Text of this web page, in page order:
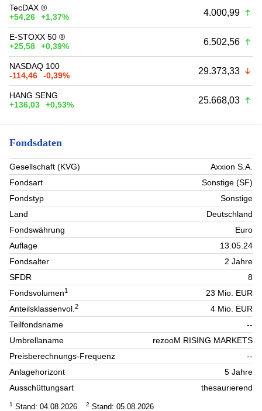
TecDAX ®
+54,26
+1,37% 4.000,99
E-STOXX 50 ®
+25,58
+0,39% 6.502,56
NASDAQ 100
-114,46
-0,39% 29.373,33
HANG SENG
+136,03
+0,53% 25.668,03
Fondsdaten
Gesellschaft (KVG)
Axxion S.A.
Fondsart
Sonstige (SF)
Fondstyp
Sonstige
Land
Deutschland
Fondswährung
Euro
Auflage
13.05.24
Fondsalter
2 Jahre
SFDR
8
Fondsvolumen1
23 Mio. EUR
Anteilsklassenvol.2
4 Mio. EUR
Teilfondsname
--
Umbrellaname
rezooM RISING MARKETS
Preisberechnungs-Frequenz
--
Anlagehorizont
5 Jahre
Ausschüttungsart
thesaurierend
1 Stand: 04.08.2026 2 Stand: 05.08.2026